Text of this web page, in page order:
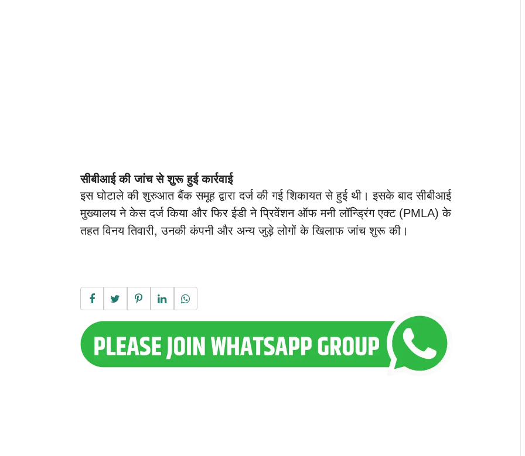
सीबीआई की जांच से शुरू हुई कार्रवाई
इस घोटाले की शुरुआत बैंक समूह द्वारा दर्ज की गई शिकायत से हुई थी। इसके बाद सीबीआई
मुख्यालय ने केस दर्ज किया और फिर ईडी ने प्रिवेंशन ऑफ मनी लॉन्ड्रिंग एक्ट (PMLA) के
तहत विनय तिवारी, उनकी कंपनी और अन्य जुड़े लोगों के खिलाफ जांच शुरू की।